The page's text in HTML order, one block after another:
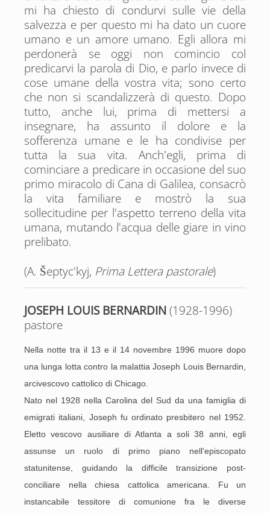
mi ha chiesto di condurvi sulle vie della
salvezza e per questo mi ha dato un cuore
umano e un amore umano. Egli allora mi
perdonerà se oggi non comincio col
predicarvi la parola di Dio, e parlo invece di
cose umane della vostra vita; sono certo
che non si scandalizzerà di questo. Dopo
tutto, anche lui, prima di mettersi a
insegnare, ha assunto il dolore e la
sofferenza umane e le ha condivise per
tutta la sua vita. Anch'egli, prima di
cominciare a predicare in occasione del suo
primo miracolo di Cana di Galilea, consacrò
la vita familiare e mostrò la sua
sollecitudine per l'aspetto terreno della vita
umana, mutando l'acqua delle giare in vino
prelibato.
(A. Šeptyc'kyj, Prima Lettera pastorale)
JOSEPH LOUIS BERNARDIN(1928-1996)
pastore
Nella notte tra il 13 e il 14 novembre 1996 muore dopo
una lunga lotta contro la malattia Joseph Louis Bernardin,
arcivescovo cattolico di Chicago.
Nato nel 1928 nella Carolina del Sud da una famiglia di
emigrati italiani, Joseph fu ordinato presbitero nel 1952.
Eletto vescovo ausiliare di Atlanta a soli 38 anni, egli
assunse un ruolo di primo piano nell'episcopato
statunitense, guidando la difficile transizione post-
conciliare nella chiesa cattolica americana. Fu un
instancabile tessitore di comunione fra le diverse